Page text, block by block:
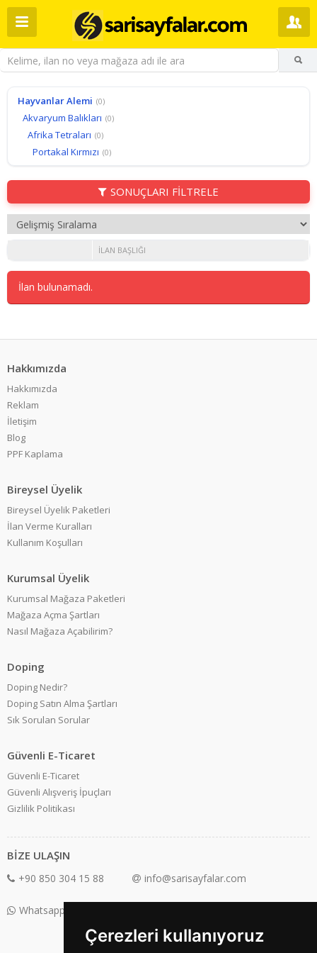
Çerezleri kullanıyoruz
Hayvanlar Alemi (0)
Akvaryum Balıkları (0)
Afrika Tetraları (0)
Portakal Kırmızı (0)
SONUÇLARI FİLTRELE
İLAN BAŞLIĞI
İlan bulunamadı.
Hakkımızda
Hakkımızda
Reklam
İletişim
Blog
PPF Kaplama
Bireysel Üyelik
Bireysel Üyelik Paketleri
İlan Verme Kuralları
Kullanım Koşulları
Kurumsal Üyelik
Kurumsal Mağaza Paketleri
Mağaza Açma Şartları
Nasıl Mağaza Açabilirim?
Doping
Doping Nedir?
Doping Satın Alma Şartları
Sık Sorulan Sorular
Güvenli E-Ticaret
Güvenli E-Ticaret
Güvenli Alışveriş İpuçları
Gizlilik Politikası
BİZE ULAŞIN
+90 850 304 15 88 info@sarisayfalar.com
Whatsapp Destek: +90 850 304 15 88